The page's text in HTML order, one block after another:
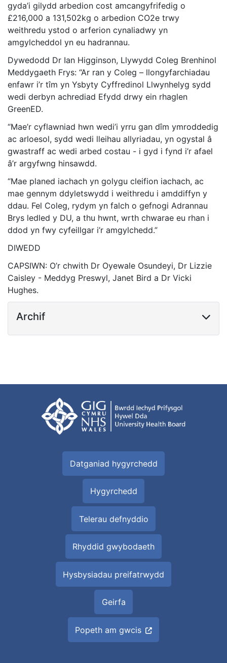
gyda’i gilydd arbedion cost amcangyfrifedig o
£216,000 a 131,502kg o arbedion CO2e trwy
weithredu ystod o arferion cynaliadwy yn
amgylcheddol yn eu hadrannau.
Dywedodd Dr Ian Higginson, Llywydd Coleg Brenhinol
Meddygaeth Frys: “Ar ran y Coleg – llongyfarchiadau
enfawr i’r tîm yn Ysbyty Cyffredinol Llwynhelyg sydd
wedi derbyn achrediad Efydd drwy ein rhaglen
GreenED.
“Mae’r cyflawniad hwn wedi’i yrru gan dîm ymroddedig
ac arloesol, sydd wedi lleihau allyriadau, yn ogystal â
gwastraff ac wedi arbed costau - i gyd i fynd i’r afael
â’r argyfwng hinsawdd.
“Mae planed iachach yn golygu cleifion iachach, ac
mae gennym ddyletswydd i weithredu i amddiffyn y
ddau. Fel Coleg, rydym yn falch o gefnogi Adrannau
Brys ledled y DU, a thu hwnt, wrth chwarae eu rhan i
ddod yn fwy cyfeillgar i’r amgylchedd.”
DIWEDD
CAPSIWN: O’r chwith Dr Oyewale Osundeyi, Dr Lizzie
Caisley - Meddyg Preswyl, Janet Bird a Dr Vicki
Hughes.
Archif
Datganiad hygyrchedd
Hygyrchedd
Telerau defnyddio
Rhyddid gwybodaeth
Hysbysiadau preifatrwydd
Geirfa
Popeth am gwcis